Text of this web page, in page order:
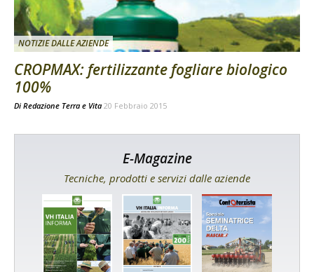
NOTIZIE DALLE AZIENDE
CROPMAX: fertilizzante fogliare biologico
100%
Di Redazione Terra e Vita 20 Febbraio 2015
E-Magazine
Tecniche, prodotti e servizi dalle aziende